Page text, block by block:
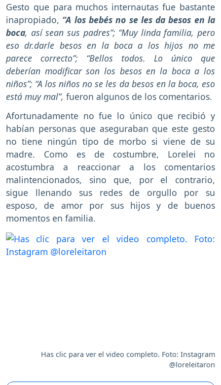
Gesto que para muchos internautas fue bastante
inapropiado, “A los bebés no se les da besos en la
boca, así sean sus padres”; “Muy linda familia, pero
eso dr.darle besos en la boca a los hijos no me
parece correcto”; “Bellos todos. Lo único que
deberían modificar son los besos en la boca a los
niños”; “A los niños no se les da besos en la boca, eso
está muy mal”, fueron algunos de los comentarios.
Afortunadamente no fue lo único que recibió y
habían personas que aseguraban que este gesto
no tiene ningún tipo de morbo si viene de su
madre. Como es de costumbre, Lorelei no
acostumbra a reaccionar a los comentarios
malintencionados, sino que, por el contrario,
sigue llenando sus redes de orgullo por su
esposo, de amor por sus hijos y de buenos
momentos en familia.
Has clic para ver el video completo. Foto: Instagram
@loreleitaron